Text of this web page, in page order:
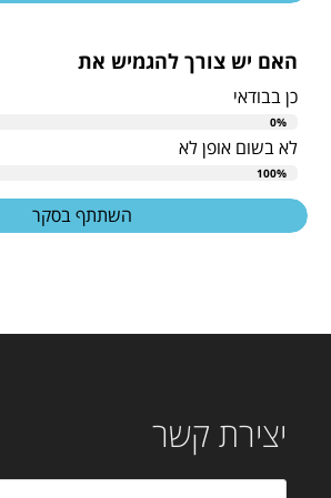
האם יש צורך להגמיש את
כן בבודאי
0%
לא בשום אופן לא
100%
השתתף בסקר
יצירת קשר